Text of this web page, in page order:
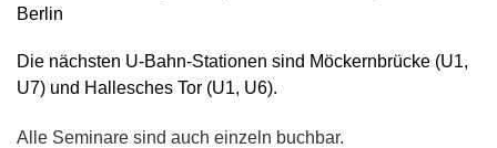
Berlin
Die nächsten U-Bahn-Stationen sind Möckernbrücke (U1,
U7) und Hallesches Tor (U1, U6).
Alle Seminare sind auch einzeln buchbar.